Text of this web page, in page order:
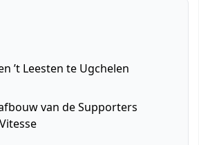
’t Leesten te Ugchelen
van de Supporters